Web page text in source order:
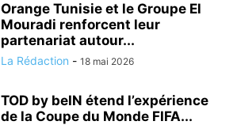
Orange Tunisie et le Groupe El
Mouradi renforcent leur
partenariat autour...
La Rédaction - 18 mai 2026
TOD by beIN étend l’expérience
de la Coupe du Monde FIFA...